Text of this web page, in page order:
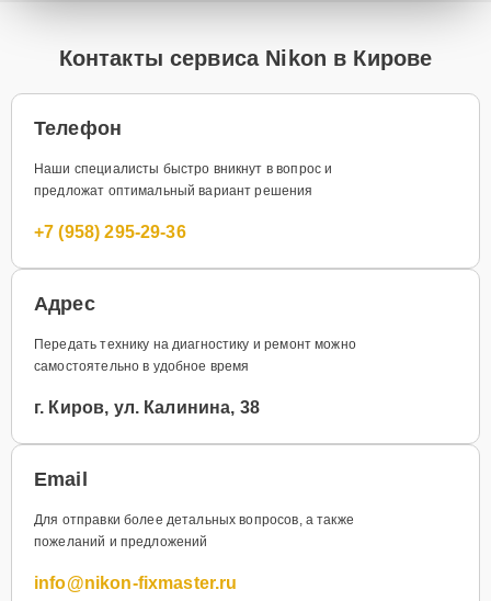
Контакты сервиса Nikon в Кирове
Телефон
Наши специалисты быстро вникнут в вопрос и
предложат оптимальный вариант решения
+7 (958) 295-29-36
Адрес
Передать технику на диагностику и ремонт можно
самостоятельно в удобное время
г. Киров, ул. Калинина, 38
Email
Для отправки более детальных вопросов, а также
пожеланий и предложений
info@nikon-fixmaster.ru